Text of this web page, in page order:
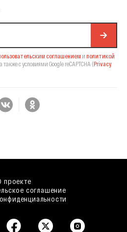
соглашением и политикой
а также с условиями Google reCAPTCHA (Privacy
проекте
соглашение